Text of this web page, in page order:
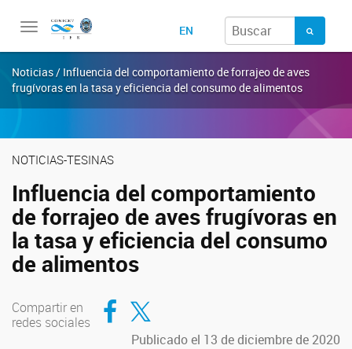
Toggle
EN
Noticias / Influencia del comportamiento de forrajeo de aves
frugívoras en la tasa y eficiencia del consumo de alimentos
NOTICIAS-TESINAS
Influencia del comportamiento
de forrajeo de aves frugívoras en
la tasa y eficiencia del consumo
de alimentos
Compartir en
redes sociales
Compartir en Facebook
Compartir en Twitter
Publicado el 13 de diciembre de 2020